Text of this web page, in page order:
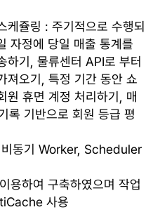
케쥴링 : 주기적으로 수행되
자정에 당일 매출 통계를
하기, 물류센터 API로 부터
져오기, 특정 기간 동안 쇼
원 휴면 계정 처리하기, 매
록 기반으로 회원 등급 평
동기 Worker, Scheduler
용하여 구축하였으며 작업
사용